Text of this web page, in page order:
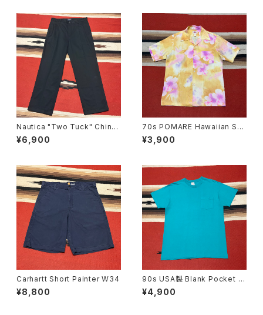
Nautica "Two Tuck" Chino
Trousers W34
¥6,900
70s POMARE Hawaiian Shi
rt
¥3,900
Carhartt Short Painter W34
¥8,800
90s USA製 Blank Pocket T
-shirt size L
¥4,900